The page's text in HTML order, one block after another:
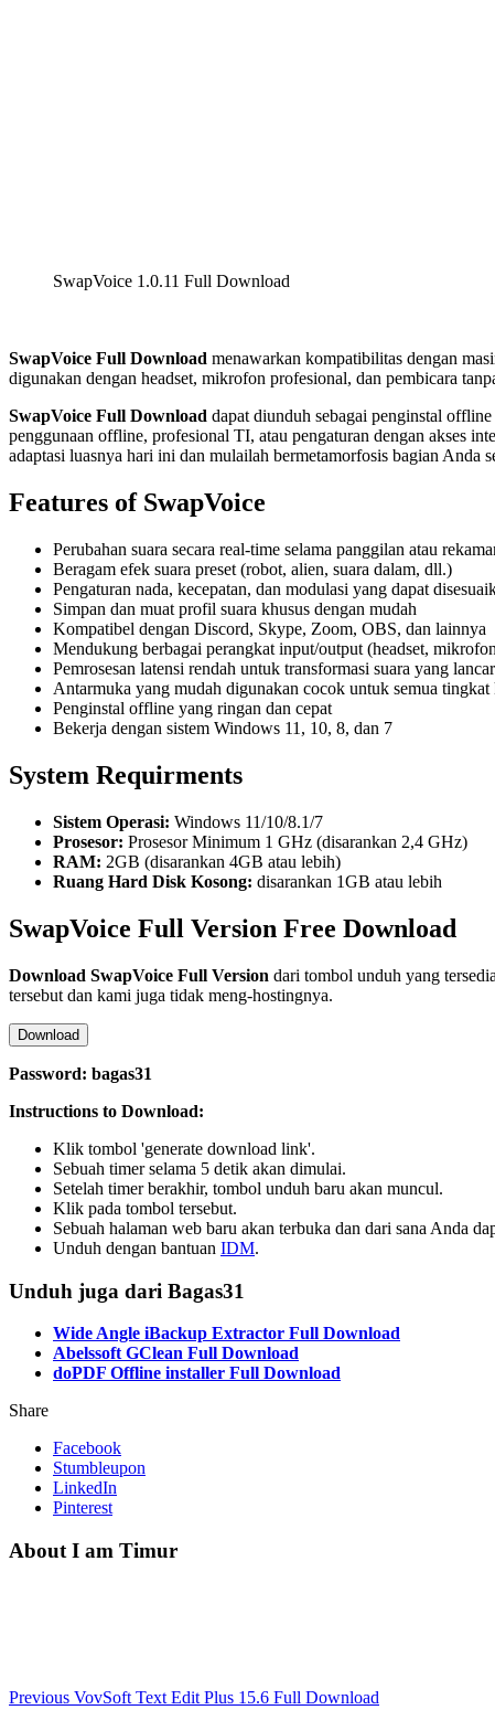
SwapVoice 1.0.11 Full Download
SwapVoice Full Download menawarkan kompatibilitas dengan
digunakan dengan headset, mikrofon profesional, dan pembicara
SwapVoice Full Download dapat diunduh sebagai penginstal
penggunaan offline, profesional TI, atau pengaturan dengan akses
adaptasi luasnya hari ini dan mulailah bermetamorfosis bagian Anda
Features of SwapVoice
Perubahan suara secara real-time selama panggilan atau
Beragam efek suara preset (robot, alien, suara dalam, dll.)
Pengaturan nada, kecepatan, dan modulasi yang dapat
Simpan dan muat profil suara khusus dengan mudah
Kompatibel dengan Discord, Skype, Zoom, OBS, dan lainnya
Mendukung berbagai perangkat input/output (headset,
Pemrosesan latensi rendah untuk transformasi suara yang lancar
Antarmuka yang mudah digunakan cocok untuk semua tingkat
Penginstal offline yang ringan dan cepat
Bekerja dengan sistem Windows 11, 10, 8, dan 7
System Requirments
Sistem Operasi: Windows 11/10/8.1/7
Prosesor: Prosesor Minimum 1 GHz (disarankan 2,4 GHz)
RAM: 2GB (disarankan 4GB atau lebih)
Ruang Hard Disk Kosong: disarankan 1GB atau lebih
SwapVoice Full Version Free Download
Download SwapVoice Full Version dari tombol unduh yang
tersebut dan kami juga tidak meng-hostingnya.
Download
Password: bagas31
Instructions to Download:
Klik tombol 'generate download link'.
Sebuah timer selama 5 detik akan dimulai.
Setelah timer berakhir, tombol unduh baru akan muncul.
Klik pada tombol tersebut.
Sebuah halaman web baru akan terbuka dan dari sana Anda
Unduh dengan bantuan IDM.
Unduh juga dari Bagas31
Wide Angle iBackup Extractor Full Download
Abelssoft GClean Full Download
doPDF Offline installer Full Download
Share
Facebook
Stumbleupon
LinkedIn
Pinterest
About I am Timur
Previous VovSoft Text Edit Plus 15.6 Full Download